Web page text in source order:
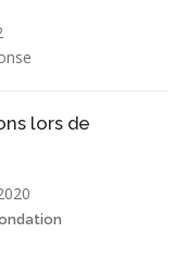
lors de